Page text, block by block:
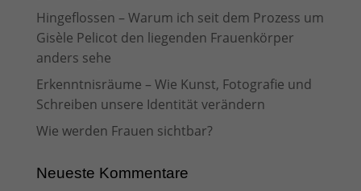
Hingeflossen – Warum ich seit dem Prozess um
Gisèle Pelicot den liegenden Frauenkörper
anders sehe
Erkenntnisräume – Wie Kunst, Fotografie und
Schreiben unsere Identität verändern
Wie werden Frauen sichtbar?
Neueste Kommentare